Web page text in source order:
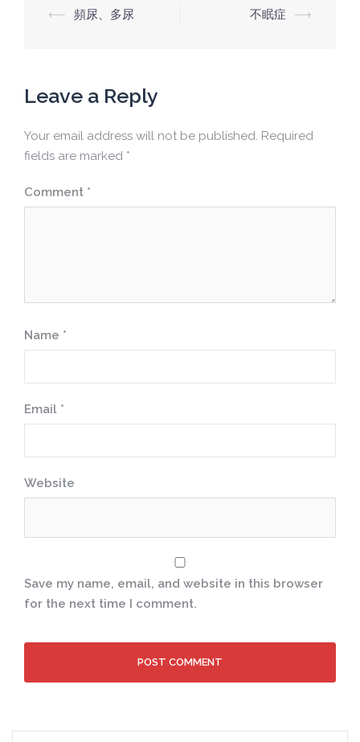
Post
⟵ 頻尿、多尿 不眠症 ⟶
Leave a Reply
Your email address will not be published. Required
fields are marked *
Comment *
Name *
Email *
Website
Save my name, email, and website in this browser
for the next time I comment.